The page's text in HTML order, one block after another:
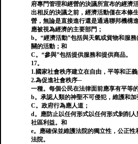
府專門管理和經營的決議所宣布的經濟
出相反的決議之前，經濟活動僅在本條
營，無論是直接進行還是通過聯邦機構
應被視為經濟的主要部門；
b。“經濟活動”包括與天氣或貨物和服
關的活動；和
C。“參與”包括提供服務和提供商品。
17。
1.國家社會秩序建立在自由，平等和正義
2.為促進社會秩序─
一種。每個公民在法律面前應享有平等
b。承認人類的神聖不可侵犯，維護和加
C。政府行為應人道；
d。應防止以任何形式以任何形式剝削
社區利益。和
e。應確保並維護法院的獨立性，公正
法院。